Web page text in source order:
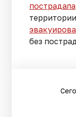
пострадала
без